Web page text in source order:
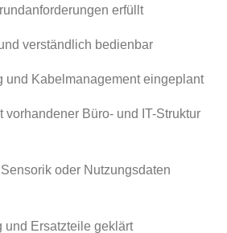
erfüllt
verständlich bedienbar
und Kabelmanagement eingeplant
vorhandener Büro- und IT-Struktur
oder Nutzungsdaten
und Ersatzteile geklärt